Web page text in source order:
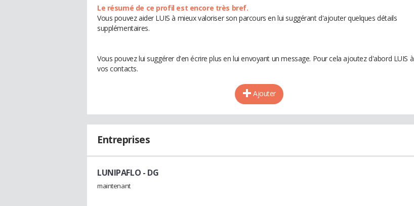
Le résumé de ce profil est encore très bref.
Vous pouvez aider LUIS à mieux valoriser son parcours en lui suggérant d'ajouter quelques détails
supplémentaires.
Vous pouvez lui suggérer d'en écrire plus en lui envoyant un message. Pour cela ajoutez d'abord LUIS à
vos contacts.
Ajouter
Entreprises
LUNIPAFLO - DG
maintenant